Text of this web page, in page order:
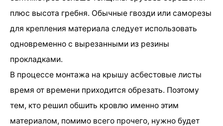
плюс высота гребня. Обычные гвозди или саморезы
для крепления материала следует использовать
одновременно с вырезанными из резины
прокладками.
В процессе монтажа на крышу асбестовые листы
время от времени приходится обрезать. Поэтому
тем, кто решил обшить кровлю именно этим
материалом, помимо всего прочего, нужно будет